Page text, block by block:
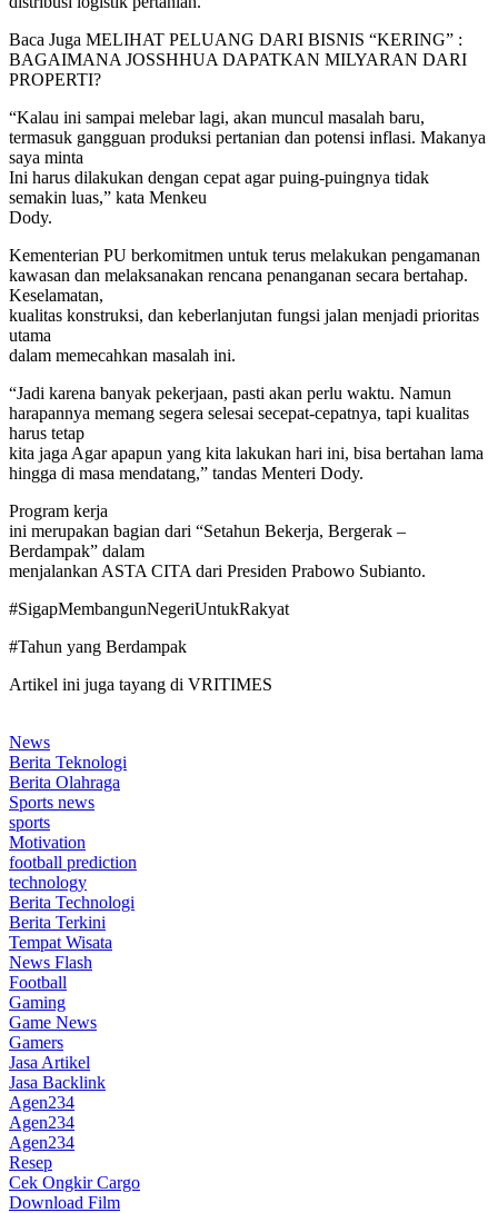
Baca Juga MELIHAT PELUANG DARI BISNIS “KERING” :
BAGAIMANA JOSSHHUA DAPATKAN MILYARAN DARI
PROPERTI?
“Kalau ini sampai melebar lagi, akan muncul masalah baru,
termasuk gangguan produksi pertanian dan potensi inflasi. Makanya
saya minta
Ini harus dilakukan dengan cepat agar puing-puingnya tidak
semakin luas,” kata Menkeu
Dody.
Kementerian PU berkomitmen untuk terus melakukan pengamanan
kawasan dan melaksanakan rencana penanganan secara bertahap.
Keselamatan,
kualitas konstruksi, dan keberlanjutan fungsi jalan menjadi prioritas
utama
dalam memecahkan masalah ini.
“Jadi karena banyak pekerjaan, pasti akan perlu waktu. Namun
harapannya memang segera selesai secepat-cepatnya, tapi kualitas
harus tetap
kita jaga Agar apapun yang kita lakukan hari ini, bisa bertahan lama
hingga di masa mendatang,” tandas Menteri Dody.
Program kerja
ini merupakan bagian dari “Setahun Bekerja, Bergerak –
Berdampak” dalam
menjalankan ASTA CITA dari Presiden Prabowo Subianto.
#SigapMembangunNegeriUntukRakyat
#Tahun yang Berdampak
Artikel ini juga tayang di VRITIMES
News
Berita Teknologi
Berita Olahraga
Sports news
sports
Motivation
football prediction
technology
Berita Technologi
Berita Terkini
Tempat Wisata
News Flash
Football
Gaming
Game News
Gamers
Jasa Artikel
Jasa Backlink
Agen234
Agen234
Agen234
Resep
Cek Ongkir Cargo
Download Film